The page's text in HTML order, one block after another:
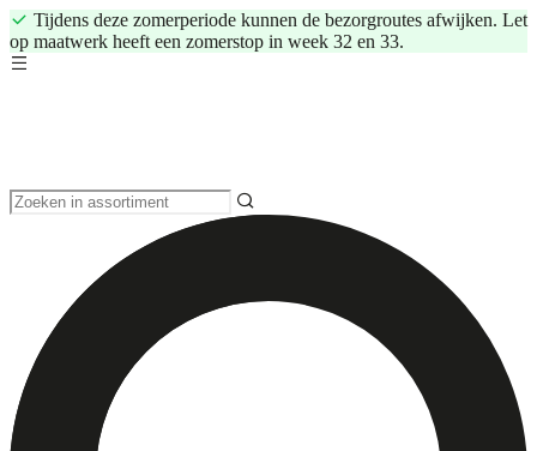
Tijdens deze zomerperiode kunnen de bezorgroutes afwijken. Let
op maatwerk heeft een zomerstop in week 32 en 33.